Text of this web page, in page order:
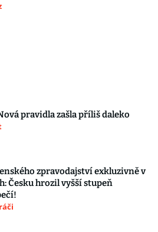
pravidla zašla příliš daleko
zpravodajství exkluzivně v
Česku hrozil vyšší stupeň